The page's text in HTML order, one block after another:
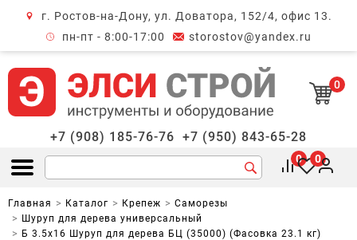
г. Ростов-на-Дону, ул. Доватора, 152/4, офис 13.
пн-пт - 8:00-17:00
storostov@yandex.ru
0
+7 (908) 185-76-76 +7 (950) 843-65-28
Открыть меню
0 0
Главная Каталог Крепеж
Саморезы
Шуруп для дерева универсальный
Б 3.5х16 Шуруп для дерева БЦ (35000) (Фасовка 23.1 кг)